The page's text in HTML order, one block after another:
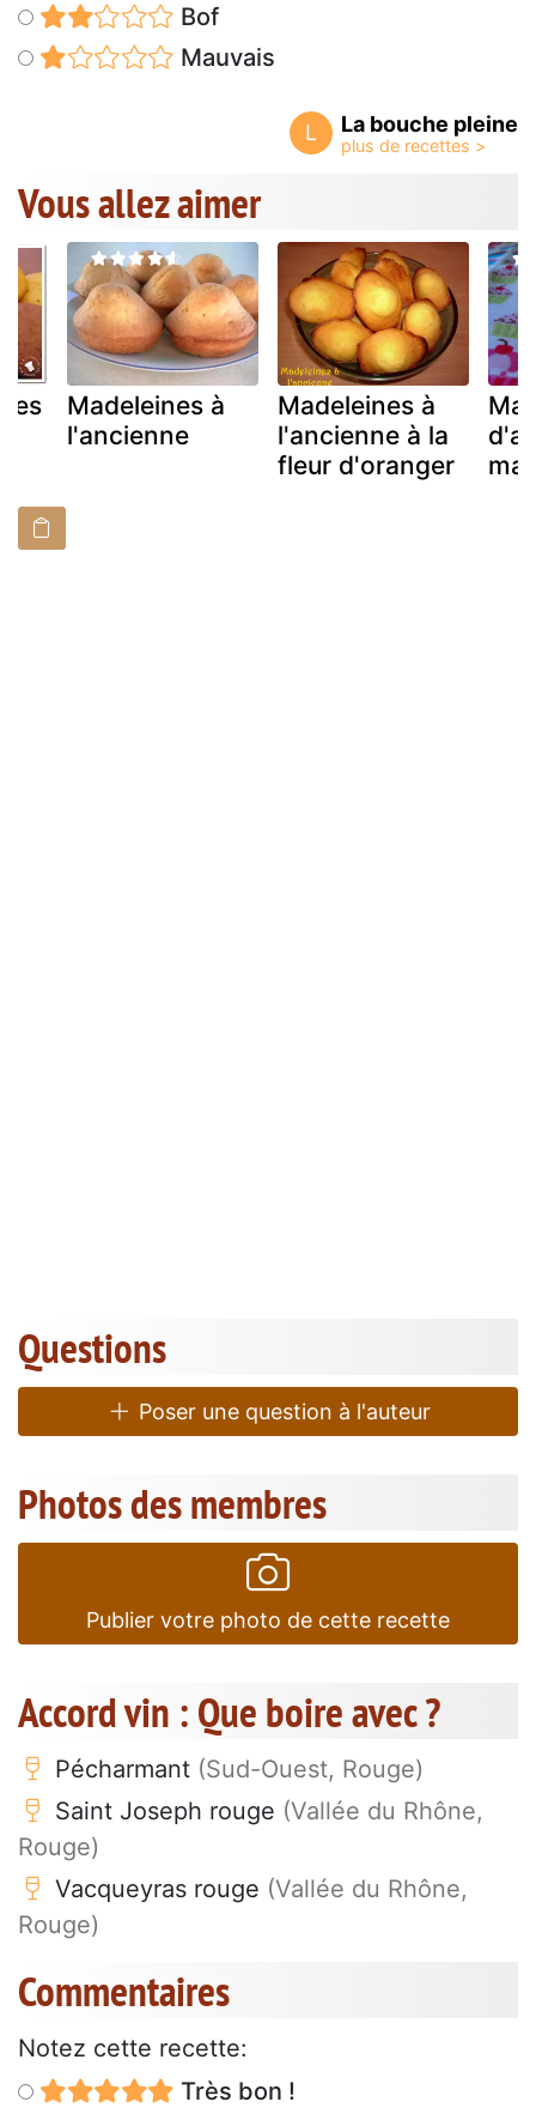
Bof
Mauvais
L La bouche pleine
Vous allez aimer
Madeleines à
l'ancienne
Madeleines à
l'ancienne à la
fleur d'oranger
Questions
Poser une question à l'auteur
Photos des membres
Publier votre photo de cette recette
Accord vin : Que boire avec ?
Pécharmant (Sud-Ouest, Rouge)
Saint Joseph rouge (Vallée du Rhône,
Rouge)
Vacqueyras rouge (Vallée du Rhône,
Rouge)
Commentaires
Notez cette recette:
Très bon !